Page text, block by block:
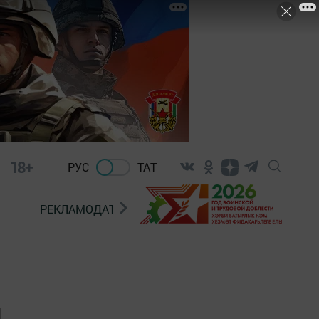
18+ РУС ТАТ
РЕКЛАМОДАТЕЛЯМ